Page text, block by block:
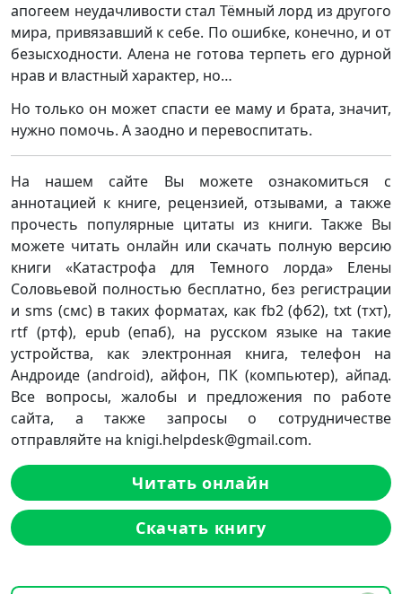
апогеем неудачливости стал Тёмный лорд из другого
мира, привязавший к себе. По ошибке, конечно, и от
безысходности. Алена не готова терпеть его дурной
нрав и властный характер, но…
Но только он может спасти ее маму и брата, значит,
нужно помочь. А заодно и перевоспитать.
На нашем сайте Вы можете ознакомиться с
аннотацией к книге, рецензией, отзывами, а также
прочесть популярные цитаты из книги. Также Вы
можете читать онлайн или скачать полную версию
книги «Катастрофа для Темного лорда» Елены
Соловьевой полностью бесплатно, без регистрации
и sms (смс) в таких форматах, как fb2 (фб2), txt (тхт),
rtf (ртф), epub (епаб), на русском языке на такие
устройства, как электронная книга, телефон на
Андроиде (android), айфон, ПК (компьютер), айпад.
Все вопросы, жалобы и предложения по работе
сайта, а также запросы о сотрудничестве
отправляйте на knigi.helpdesk@gmail.com.
Читать онлайн
Скачать книгу